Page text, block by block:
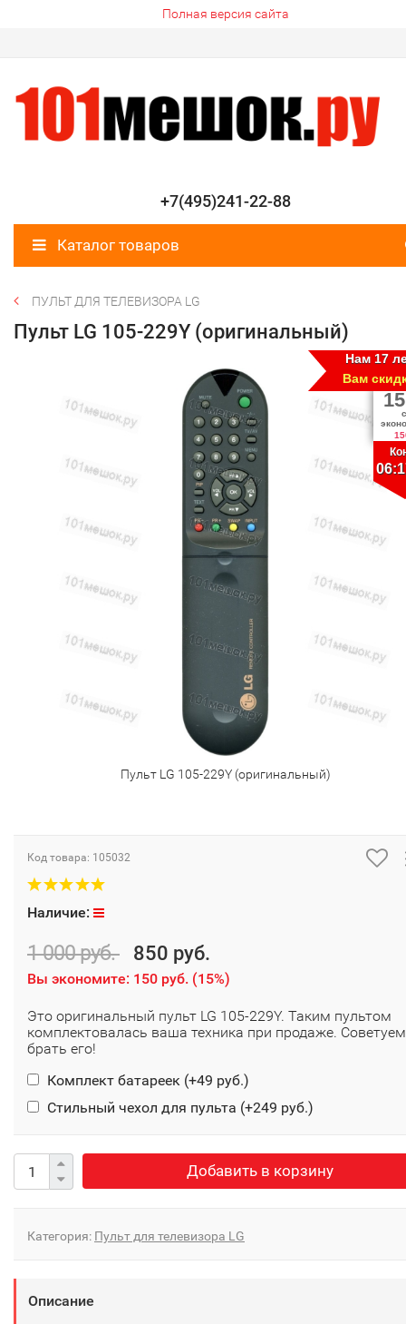
Полная версия сайта
+7(495)241-22-88
Каталог товаров
ПУЛЬТ ДЛЯ ТЕЛЕВИЗОРА LG
Пульт LG 105-229Y (оригинальный)
Пульт LG 105-229Y (оригинальный)
Нам 17
Вам
15
Код товара: 105032
Наличие:
1 000 руб. 850 руб.
Вы экономите: 150 руб. (15%)
Это оригинальный пульт LG 105-229Y. Таким пультом
комплектовалась ваша техника при продаже. Советуем
брать его!
Комплект батареек (+49 руб.)
Стильный чехол для пульта (+249 руб.)
Добавить в корзину
Категория: Пульт для телевизора LG
Описание